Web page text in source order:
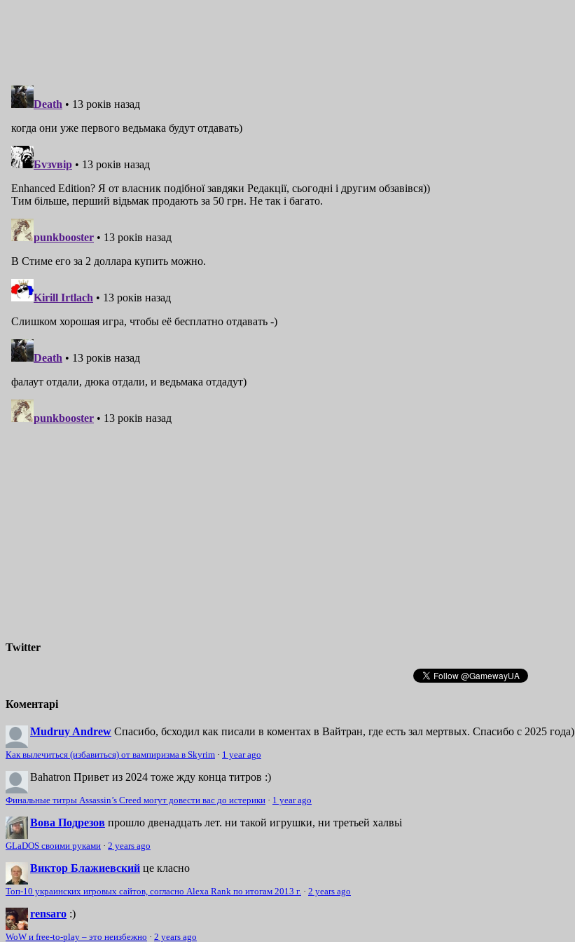
Twitter
Коментарі
Mudruy Andrew Спасибо, бсходил как писали в коментах в Вайтран, где есть зал мертвых. Спасибо с 2025 года)
Как вылечиться (избавиться) от вампиризма в Skyrim · 1 year ago
Bahatron Привет из 2024 тоже жду конца титров :)
Финальные титры Assassin’s Creed могут довести вас до истерики · 1 year ago
Вова Подрезов прошло двенадцать лет. ни такой игрушки, ни третьей халвьі
GLaDOS своими руками · 2 years ago
Виктор Блажиевский це класно
Топ-10 украинских игровых сайтов, согласно Alexa Rank по итогам 2013 г. · 2 years ago
rensaro :)
WoW и free-to-play – это неизбежно · 2 years ago